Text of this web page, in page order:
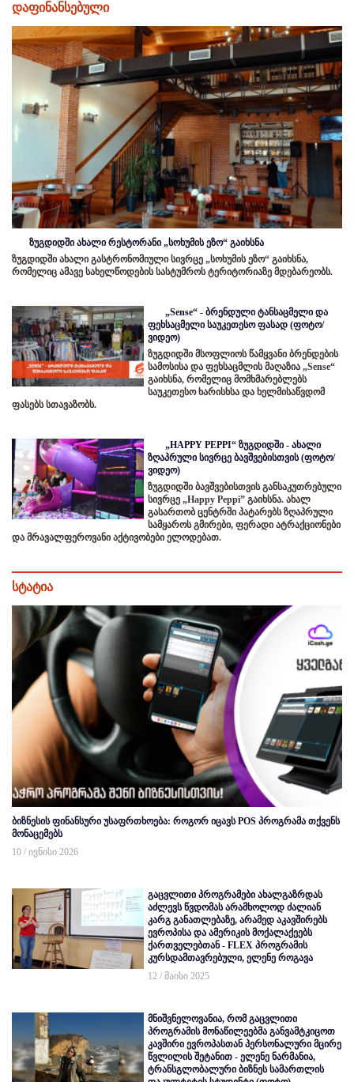
დაფინანსებული
ზუგდიდში ახალი რესტორანი „სოხუმის ეზო“ გაიხსნა
ზუგდიდში ახალი გასტრონომიული სივრცე „სოხუმის ეზო“ გაიხსნა,
რომელიც ამავე სახელწოდების სასტუმროს ტერიტორიაზე მდებარეობს.
„Sense“ - ბრენდული ტანსაცმელი და
ფეხსაცმელი საუკეთესო ფასად (ფოტო/
ვიდეო)
ზუგდიდში მსოფლიოს წამყვანი ბრენდების
სამოსისა და ფეხსაცმლის მაღაზია „Sense“
გაიხსნა, რომელიც მომხმარებლებს
საუკეთესო ხარისხსა და ხელმისაწვდომ
ფასებს სთავაზობს.
„HAPPY PEPPI“ ზუგდიდში - ახალი
ზღაპრული სივრცე ბავშვებისთვის (ფოტო/
ვიდეო)
ზუგდიდში ბავშვებისთვის განსაკუთრებული
სივრცე „Happy Peppi” გაიხსნა. ახალ
გასართობ ცენტრში პატარებს ზღაპრული
სამყაროს გმირები, ფერადი ატრაქციონები
და მრავალფეროვანი აქტივობები ელოდებათ.
სტატია
ბიზნესის ფინანსური უსაფრთხოება: როგორ იცავს POS პროგრამა თქვენს
მონაცემებს
10 / ივნისი 2026
გაცვლითი პროგრამები ახალგაზრდას
აძლევს წვდომას არამხოლოდ ძალიან
კარგ განათლებაზე, არამედ აკავშირებს
ევროპისა და ამერიკის მოქალაქეებს
ქართველებთან - FLEX პროგრამის
კურსდამთავრებული, ელენე როგავა
12 / მაისი 2025
მნიშვნელოვანია, რომ გაცვლითი
პროგრამის მონაწილეებმა განვამტკიცოთ
კავშირი ევროპასთან პერსონალური მცირე
წვლილის შეტანით - ელენე ნარმანია,
ტრანსგლობალური ბიზნეს სამართლის